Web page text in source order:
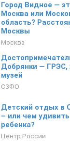
Город Видное —
Москва или
область?
Москвы
Москва
Добрянки — ГРЭС,
музей
СЗФО
Детский отдых в
– или чем удивить
ребенка?
Центр России